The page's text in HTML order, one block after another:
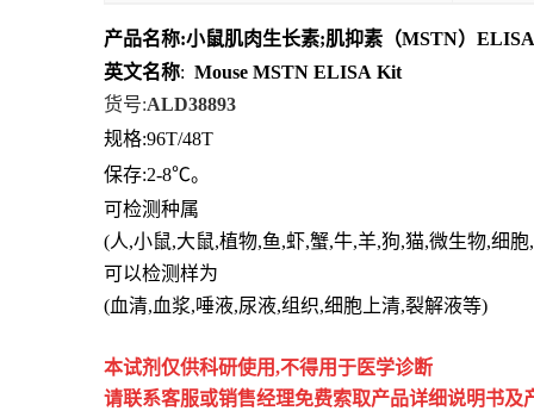
产品名称:小鼠肌肉生长素;肌抑素（MSTN）
英文名称: Mouse MSTN ELISA Kit
货号:ALD38893
规格:96T/48T
保存:2-8℃。
可检测种属
(人,小鼠,大鼠,植物,鱼,虾,蟹,牛,羊,狗,猫,微生物,细
可以检测样为
(血清,血浆,唾液,尿液,组织,细胞上清,裂解液等)
本试剂仅供科研使用,不得用于医学诊断
请联系客服或销售经理免费索取产品详细说明书及